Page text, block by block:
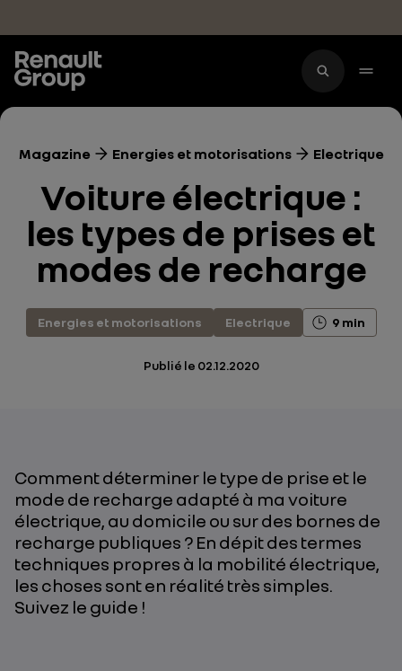
Magazine Energies et motorisations Electrique
Voiture électrique :
les types de prises et
modes de recharge
Energies et motorisations Electrique 9 min
Publié le 02.12.2020
Comment déterminer le type de prise et le
mode de recharge adapté à ma voiture
électrique, au domicile ou sur des bornes de
recharge publiques ? En dépit des termes
techniques propres à la mobilité électrique,
les choses sont en réalité très simples.
Suivez le guide !